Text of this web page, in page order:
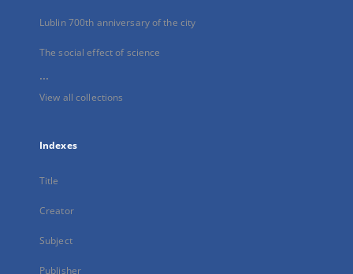
Lublin 700th anniversary of the city
The social effect of science
...
View all collections
Indexes
Title
Creator
Subject
Publisher